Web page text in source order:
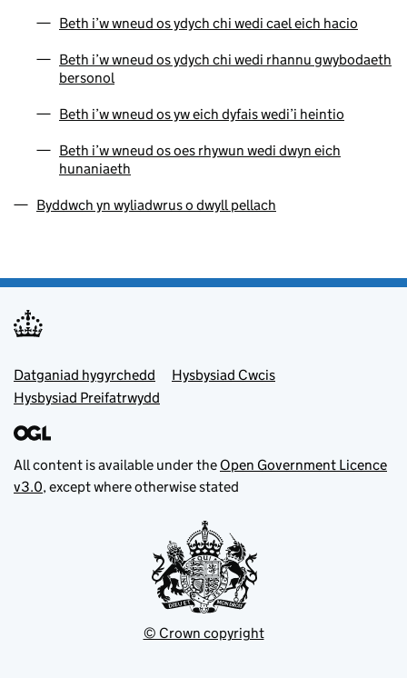
Beth i’w wneud os ydych chi wedi cael eich hacio
Beth i’w wneud os ydych chi wedi rhannu gwybodaeth
bersonol
Beth i’w wneud os yw eich dyfais wedi’i heintio
Beth i’w wneud os oes rhywun wedi dwyn eich
hunaniaeth
Byddwch yn wyliadwrus o dwyll pellach
Footer menu
Datganiad hygyrchedd
Hysbysiad Cwcis
Hysbysiad Preifatrwydd
All content is available under the Open Government Licence
v3.0, except where otherwise stated
© Crown copyright